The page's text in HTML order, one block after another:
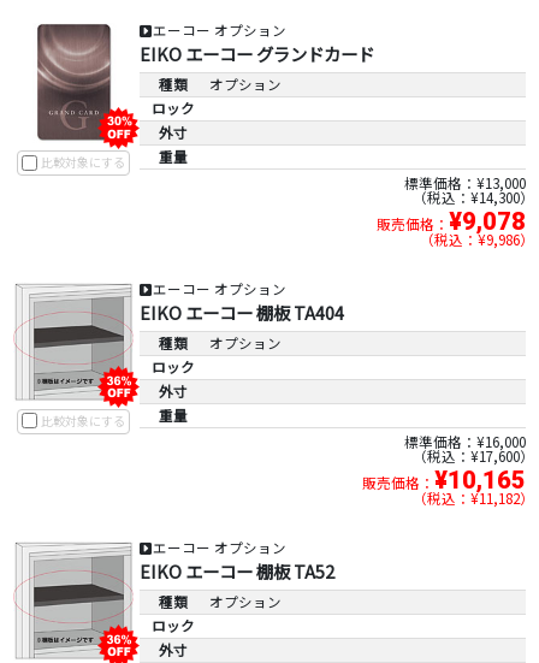
比較対象にする
エーコー オプション
EIKO エーコー グランドカード
種類
オプション
ロック
外寸
重量
標準価格：¥13,000
税込：¥14,300
販売価格： ¥9,078
税込：¥9,986
比較対象にする
エーコー オプション
EIKO エーコー 棚板 TA404
種類
オプション
ロック
外寸
重量
標準価格：¥16,000
税込：¥17,600
販売価格： ¥10,165
税込：¥11,182
エーコー オプション
EIKO エーコー 棚板 TA52
種類
オプション
ロック
外寸